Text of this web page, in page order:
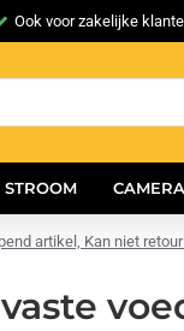
Ook voor zakelijke
STROOM
artikel, Kan niet